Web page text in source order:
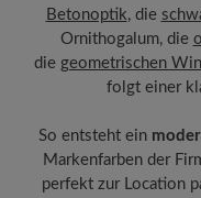
Betonoptik, die
Ornithogalum, die
die geometrischen
folgt einer
So entsteht ein
Markenfarben der
perfekt zur Location